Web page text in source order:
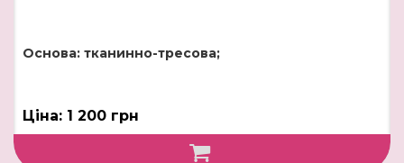
Основа: тканинно-тресова;
Ціна: 1 200 грн